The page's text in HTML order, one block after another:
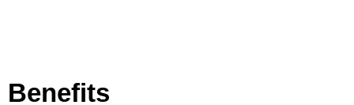
Benefits